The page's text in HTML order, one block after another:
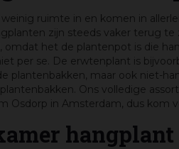
ruimte in en komen in
zijn steeds vaker terug
omdat het de plantenpot is die
per se. De erwtenplant is
plantenbakken, maar ook niet-
Ons volledige
Osdorp in Amsterdam, dus kom